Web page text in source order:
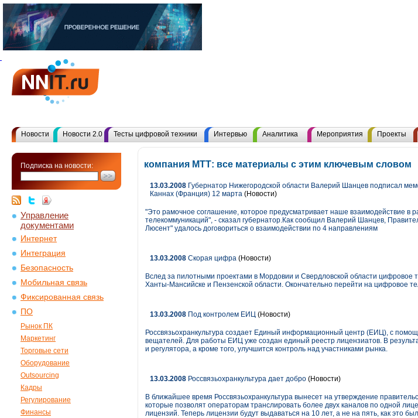
Новости Новости 2.0 Тесты цифровой техники Интервью Аналитика Мероприятия Проекты
Подписка на новости:
Управление
документами
Интернет
Интеграция
Безопасность
Мобильная связь
Фиксированная связь
ПО
Рынок ПК
Маркетинг
Торговые сети
Оборудование
Outsourcing
Кадры
Регулирование
Финансы
компания МТТ: все материалы с этим ключевым словом
13.03.2008 Губернатор Нижегородской области Валерий Шанцев подписал
Каннах (Франция) 12 марта (Новости)
"Это рамочное соглашение, которое предусматривает наше взаимодействие в
телекоммуникаций", - сказал губернатор.Как сообщил Валерий Шанцев,
Люсент" удалось договориться о взаимодействии по 4 направлениям
13.03.2008 Скорая цифра (Новости)
Вслед за пилотными проектами в Мордовии и Свердловской области
Ханты-Мансийске и Пензенской области. Окончательно перейти на цифровое
13.03.2008 Под контролем ЕИЦ (Новости)
Россвязьохранкультура создает Единый информационный центр (ЕИЦ), с
вещателей. Для работы ЕИЦ уже создан единый реестр лицензиатов. В
и регулятора, а кроме того, улучшится контроль над участниками рынка.
13.03.2008 Россвязьохранкультура дает добро (Новости)
В ближайшее время Россвязьохранкультура вынесет на утверждение
которые позволят операторам транслировать более двух каналов по одной
лицензий. Теперь лицензии будут выдаваться на 10 лет, а не на пять, как это